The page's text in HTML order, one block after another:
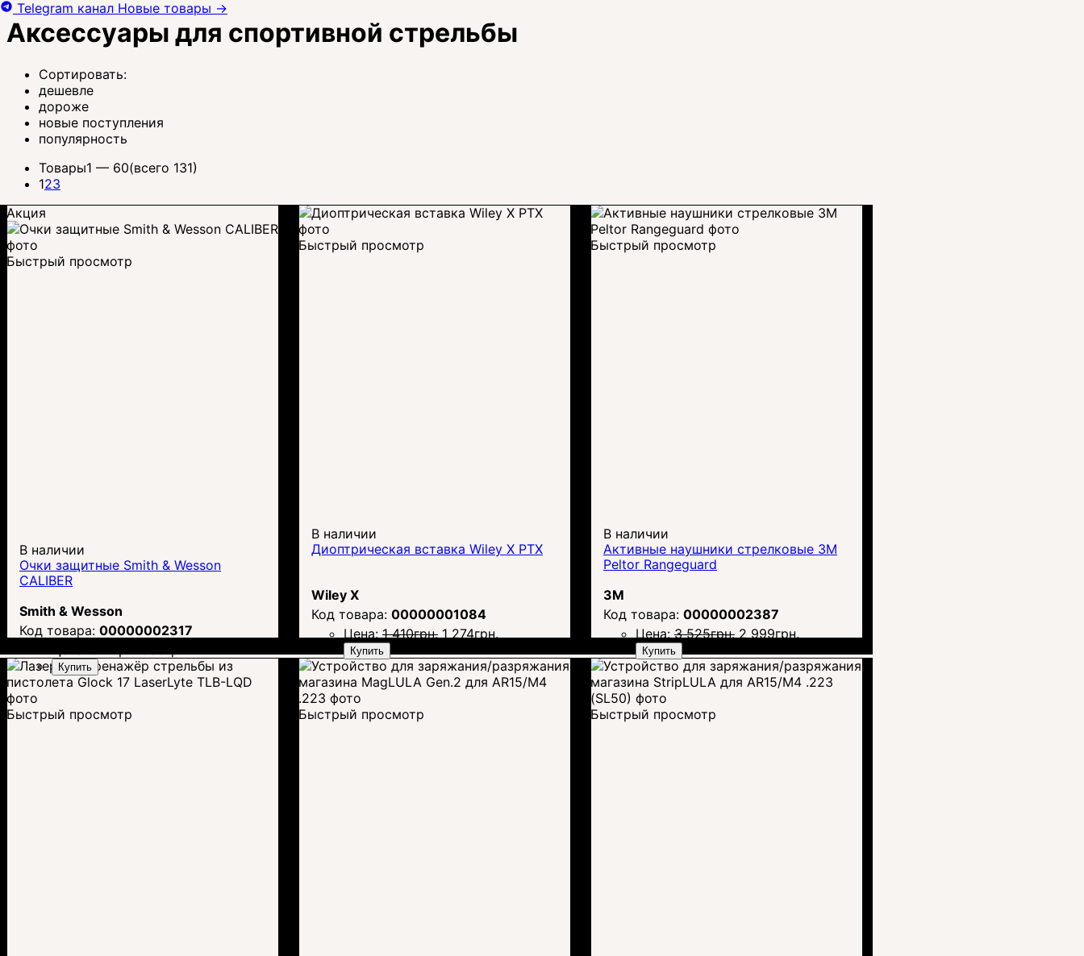
Аксессуары для спортивной стрельбы
Сортировать:
дешевле
дороже
новые поступления
популярность
Товары1 — 60(всего 131)
123
Акция
Быстрый просмотр
В наличии
Очки защитные Smith & Wesson
CALIBER
Smith & Wesson
00000002317
Купить
Быстрый просмотр
В наличии
Диоптрическая вставка Wiley X PTX
Wiley X
00000001084
Цена: 1 410грн. 1 274грн.
Купить
Быстрый просмотр
В наличии
Активные наушники стрелковые 3M
Peltor Rangeguard
3M
00000002387
Цена: 3 525грн. 2 999грн.
Купить
Быстрый просмотр Быстрый просмотр Быстрый просмотр
Telegram канал Новые товары →